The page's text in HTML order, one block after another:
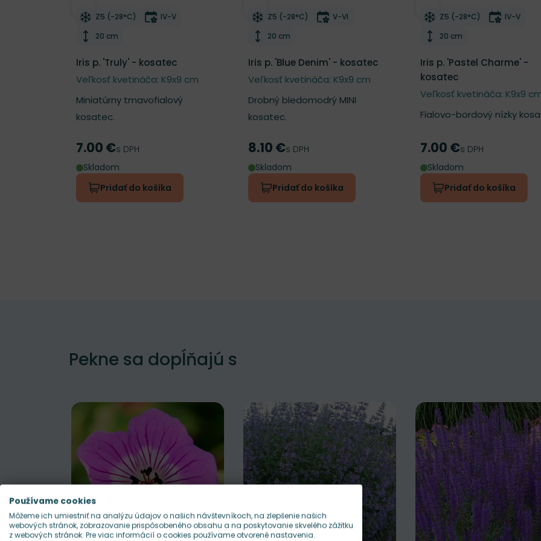
Odober do zoznamu želaní
Mrazuvzdornosť
Z5 (-28°C) Doba kvitnutia
IV-V
Výška rastliny
20 cm
Iris p. 'Truly' - kosatec
Veľkosť kvetináča: K9x9 cm
Miniatúrny tmavofialový
kosatec.
Cena
7.00 €s DPH
Skladom
Pridať do košíka
Odober do zoznamu želaní
Mrazuvzdornosť
Z5 (-28°C) Doba kvitnutia
V-VI
Výška rastliny
20 cm
Iris p. 'Blue Denim' - kosatec
Veľkosť kvetináča: K9x9 cm
Drobný bledomodrý MINI
kosatec.
Cena
8.10 €s DPH
Skladom
Pridať do košíka
Odober do zoznamu želaní
Mrazuvzdornosť
Z5 (-28°C) Doba
IV-V
Výška rastliny
20 cm
Iris p. 'Pastel Charme' -
kosatec
Veľkosť kvetináča: K9x9
Fialovo-bordový nízky
Cena
7.00 €s DPH
Skladom
Pridať do košíka
Pekne sa dopĺňajú s
Používame cookies
Môžeme ich umiestniť na analýzu údajov o našich návštevníkoch, na zlepšenie našich
webových stránok, zobrazovanie prispôsobeného obsahu a na poskytovanie skvelého zážitku
z webových stránok. Pre viac informácií o cookies používame otvorené nastavenia.